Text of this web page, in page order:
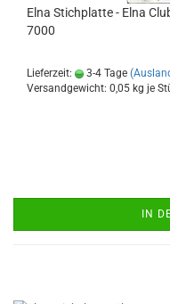
Elna Stichplatte - Elna
7000
Lieferzeit: 3-4 Tage
Versandgewicht: 0,05 kg je
IN